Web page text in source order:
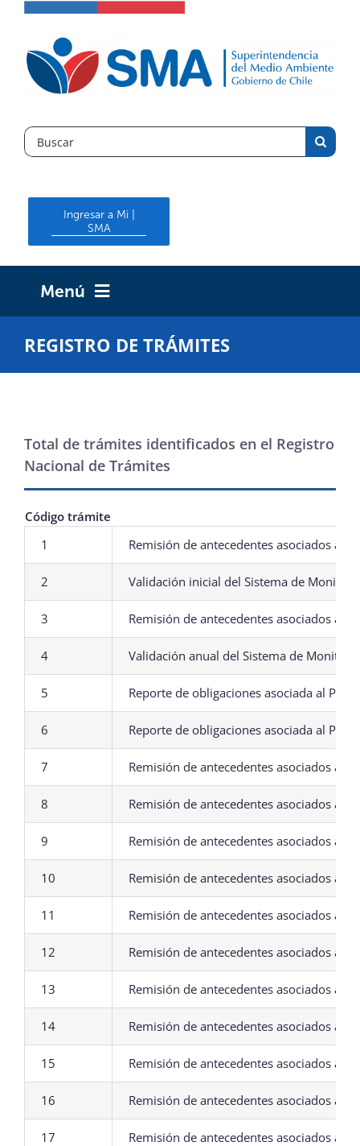
content
Search
for:
Ingresar a Mi |
SMA
Menú
OFICINAS REGIONALES
DOCUMENTOS
SALA DE PRENSA
PREGUNTAS FRECUENTES
CONTACTO
REGISTRO DE TRÁMITES
Total de trámites identificados en el Registro
Nacional de Trámites
Código trámite
1
Remisión de antecedentes asociados al
2 Validación inicial del Sistema de
3 Remisión de antecedentes asociados al
4 Validación anual del Sistema de
5 Reporte de obligaciones asociada al
6 Reporte de obligaciones asociada al
7 Remisión de antecedentes asociados al
8 Remisión de antecedentes asociados al
9 Remisión de antecedentes asociados al
10 Remisión de antecedentes asociados al
11 Remisión de antecedentes asociados al
12 Remisión de antecedentes asociados al
13 Remisión de antecedentes asociados al
14 Remisión de antecedentes asociados al
15 Remisión de antecedentes asociados al
16 Remisión de antecedentes asociados al
17 Remisión de antecedentes asociados al